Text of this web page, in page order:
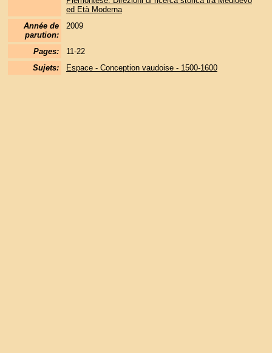
ed Età Moderna
Année de
parution:
2009
Pages:
11-22
Sujets:
Espace - Conception vaudoise - 1500-1600